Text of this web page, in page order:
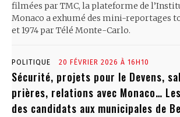
filmées par TMC, la plateforme de
Monaco a exhumé des mini-reportages
et 1974 par Télé Monte-Carlo.
POLITIQUE 20 FÉVRIER 2026 À 16H10
Sécurité, projets pour le Devens,
prières, relations avec Monaco…
des candidats aux municipales de